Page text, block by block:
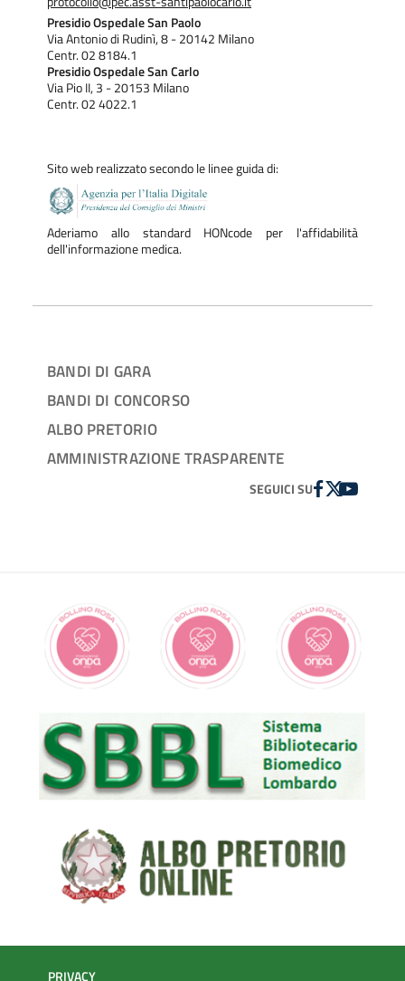
Presidio Ospedale San Paolo
Via Antonio di Rudinì, 8 - 20142 Milano
Centr. 02 8184.1
Presidio Ospedale San Carlo
Via Pio II, 3 - 20153 Milano
Centr. 02 4022.1
Sito web realizzato secondo le linee guida di:
Aderiamo allo standard HONcode per l'affidabilità
dell'informazione medica.
BANDI DI GARA
BANDI DI CONCORSO
ALBO PRETORIO
AMMINISTRAZIONE TRASPARENTE
SEGUICI SUFACEBOOK
TWITTER
YOUTUBE
PRIVACY